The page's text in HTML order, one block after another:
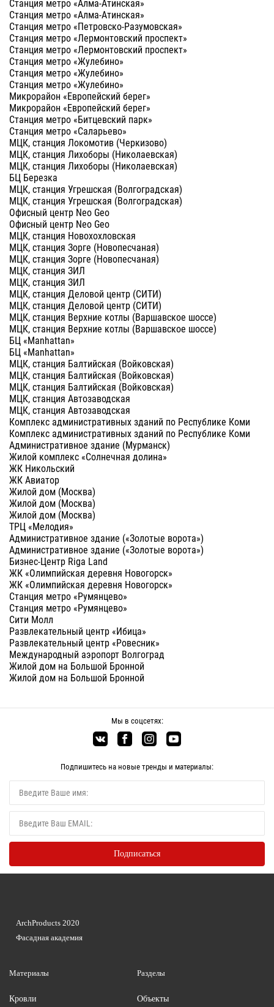
Станция метро «Алма-Атинская»
Станция метро «Петровско-Разумовская»
Станция метро «Лермонтовский проспект»
Станция метро «Лермонтовский проспект»
Станция метро «Жулебино»
Станция метро «Жулебино»
Станция метро «Жулебино»
Микрорайон «Европейский берег»
Микрорайон «Европейский берег»
Станция метро «‎Битцевский парк»
Станция метро «‎Саларьево»‎
МЦК, станция Локомотив (Черкизово)
МЦК, станция Лихоборы (Николаевская)
МЦК, станция Лихоборы (Николаевская)
БЦ Березка
МЦК, станция Угрешская (Волгоградская)
МЦК, станция Угрешская (Волгоградская)
Офисный центр Neo Geo
Офисный центр Neo Geo
МЦК, станция Новохохловская
МЦК, станция Зорге (Новопесчаная)
МЦК, станция Зорге (Новопесчаная)
МЦК, станция ЗИЛ
МЦК, станция ЗИЛ
МЦК, станция Деловой центр (СИТИ)
МЦК, станция Деловой центр (СИТИ)
МЦК, станция Верхние котлы (Варшавское шоссе)
МЦК, станция Верхние котлы (Варшавское шоссе)
БЦ «Manhattan»
БЦ «Manhattan»
МЦК, станция Балтийская (Войковская)
МЦК, станция Балтийская (Войковская)
МЦК, станция Балтийская (Войковская)
МЦК, станция Автозаводская
МЦК, станция Автозаводская
Комплекс административных зданий по Республике Коми
Комплекс административных зданий по Республике Коми
Административное здание (Мурманск)
Жилой комплекс «Солнечная долина»
ЖК Никольский
ЖК Авиатор
Жилой дом (Москва)
Жилой дом (Москва)
Жилой дом (Москва)
ТРЦ «Мелодия»
Административное здание («Золотые ворота»)
Административное здание («Золотые ворота»)
Бизнес-Центр Riga Land
ЖК «Олимпийская деревня Новогорск»
ЖК «Олимпийская деревня Новогорск»
Станция метро «Румянцево»
Станция метро «Румянцево»
Сити Молл
Развлекательный центр «Ибица»
Развлекательный центр «Ровесник»
Международный аэропорт Волгоград
Жилой дом на Большой Бронной
Жилой дом на Большой Бронной
Мы в соцсетях:
Подпишитесь на новые тренды и материалы:
Материалы
Кровли
Разделы
Объекты
ArchProducts 2020
Фасадная академия